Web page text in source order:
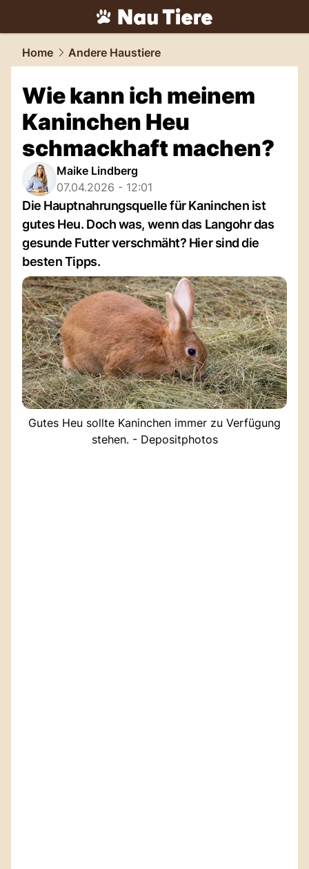
tiere.NAU.ch
Home Andere Haustiere
Wie kann ich meinem
Kaninchen Heu
schmackhaft machen?
Maike Lindberg
07.04.2026 - 12:01
Die Hauptnahrungsquelle für Kaninchen ist
gutes Heu. Doch was, wenn das Langohr das
gesunde Futter verschmäht? Hier sind die
besten Tipps.
Gutes Heu sollte Kaninchen immer zu Verfügung
stehen. - Depositphotos